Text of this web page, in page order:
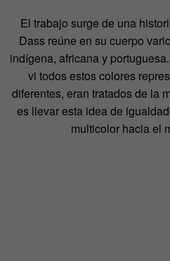
El trabajo surge de una
Dass reúne en su cuerpo
indígena, africana y
vi todos estos colores
diferentes, eran tratados de la
es llevar esta idea de
multicolor hacia el